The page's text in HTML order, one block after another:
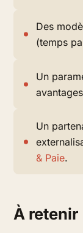
Des
(temps
Un
Un
& Paie.
À retenir